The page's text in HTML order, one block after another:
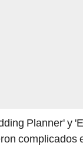
Planner' y
complicados